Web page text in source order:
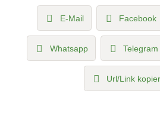
E-Mail Facebook
Whatsapp Telegram
Url/Link